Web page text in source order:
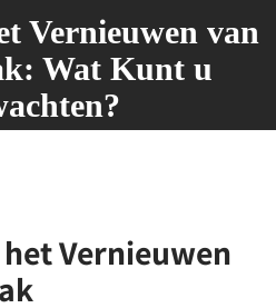
Vernieuwen van
Wat Kunt u
Vernieuwen